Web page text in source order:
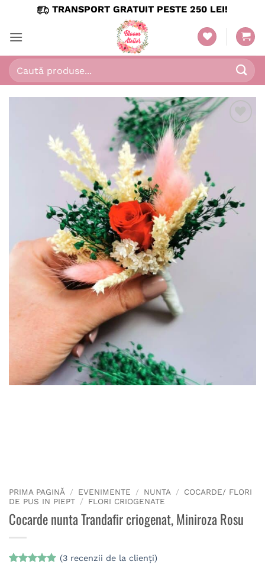
content
TRANSPORT GRATUIT PESTE 250 LEI!
Caută
după:
PRIMA PAGINĂ / EVENIMENTE / NUNTA / COCARDE/ FLORI
DE PUS IN PIEPT / FLORI CRIOGENATE
Cocarde nunta Trandafir criogenat, Miniroza Rosu
(3recenzii de la clienți)